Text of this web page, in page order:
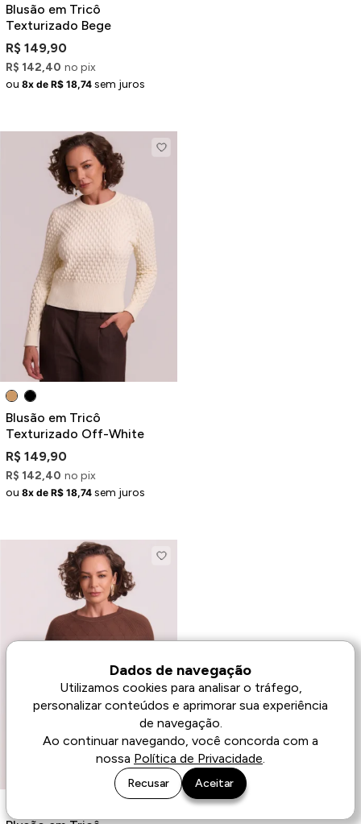
Blusão em Tricô
Texturizado Bege
R$ 149,90
R$ 142,40 no pix
ou 8x de R$ 18,74 sem juros
Blusão em Tricô
Texturizado Off-White
R$ 149,90
R$ 142,40 no pix
ou 8x de R$ 18,74 sem juros
Dados de navegação
Utilizamos cookies para analisar o tráfego,
personalizar conteúdos e aprimorar sua experiência
de navegação.
Ao continuar navegando, você concorda com a
nossa Política de Privacidade.
Recusar Aceitar